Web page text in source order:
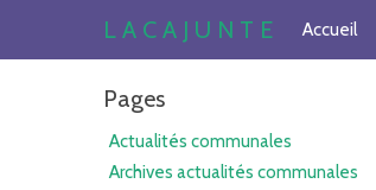
L A C A J U N T E Accueil
Pages
Actualités communales
Archives actualités communales